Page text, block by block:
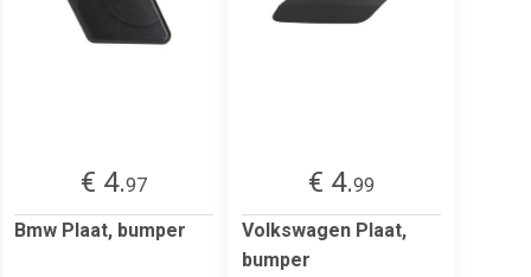
€ 4.97
Bmw Plaat, bumper
€ 4.99
Volkswagen Plaat,
bumper